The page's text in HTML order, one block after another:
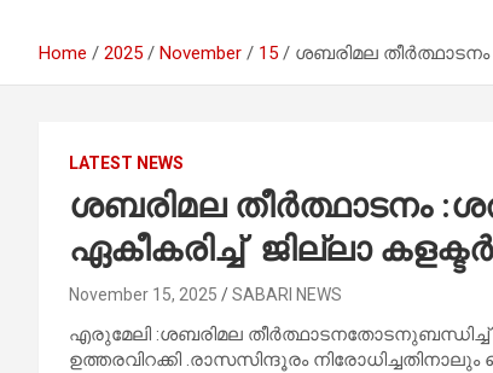
Home 2025 November 15 ശബരിമല തീർത്ഥാടനം
LATEST NEWS
ശബരിമല തീർത്ഥാടനം
ഏകീകരിച്ച് ജില്ലാ
November 15, 2025 SABARI NEWS
എരുമേലി :ശബരിമല തീർത്ഥാടനതോടനുബന്ധിച്ച്
ഉത്തരവിറക്കി .രാസസിന്ദൂരം